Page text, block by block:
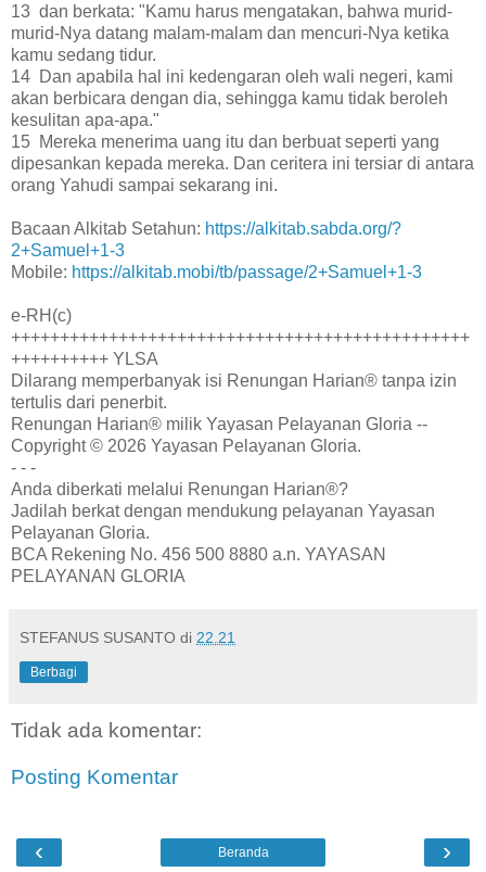
13 dan berkata: "Kamu harus mengatakan, bahwa murid-
murid-Nya datang malam-malam dan mencuri-Nya ketika
kamu sedang tidur.
14 Dan apabila hal ini kedengaran oleh wali negeri, kami
akan berbicara dengan dia, sehingga kamu tidak beroleh
kesulitan apa-apa."
15 Mereka menerima uang itu dan berbuat seperti yang
dipesankan kepada mereka. Dan ceritera ini tersiar di antara
orang Yahudi sampai sekarang ini.
Bacaan Alkitab Setahun: https://alkitab.sabda.org/?
2+Samuel+1-3
Mobile: https://alkitab.mobi/tb/passage/2+Samuel+1-3
e-RH(c)
+++++++++++++++++++++++++++++++++++++++++++++++
++++++++++ YLSA
Dilarang memperbanyak isi Renungan Harian® tanpa izin
tertulis dari penerbit.
Renungan Harian® milik Yayasan Pelayanan Gloria --
Copyright © 2026 Yayasan Pelayanan Gloria.
- - -
Anda diberkati melalui Renungan Harian®?
Jadilah berkat dengan mendukung pelayanan Yayasan
Pelayanan Gloria.
BCA Rekening No. 456 500 8880 a.n. YAYASAN
PELAYANAN GLORIA
STEFANUS SUSANTO di 22.21
Berbagi
Tidak ada komentar:
Posting Komentar
‹ ›
Beranda